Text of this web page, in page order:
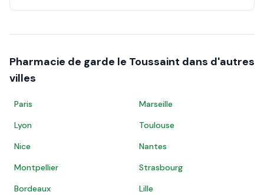
Pharmacie de garde le Toussaint dans d'autres
villes
Paris
Marseille
Lyon
Toulouse
Nice
Nantes
Montpellier
Strasbourg
Bordeaux
Lille